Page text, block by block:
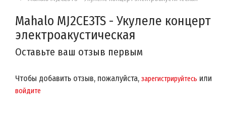
Mahalo MJ2CE3TS - Укулеле концерт
электроакустическая
Оставьте ваш отзыв первым
Чтобы добавить отзыв, пожалуйста, зарегистрируйтесь или
войдите